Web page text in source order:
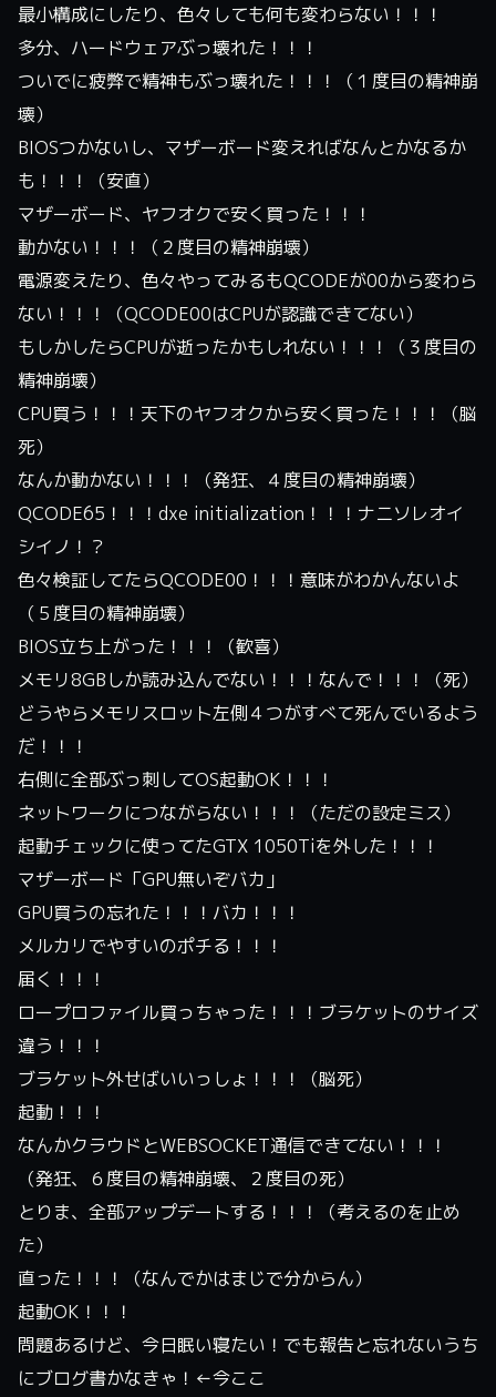
最小構成にしたり、色々しても何も変わらない！！！
多分、ハードウェアぶっ壊れた！！！
ついでに疲弊で精神もぶっ壊れた！！！（１度目の精神崩
壊）
BIOSつかないし、マザーボード変えればなんとかなるか
も！！！（安直）
マザーボード、ヤフオクで安く買った！！！
動かない！！！（２度目の精神崩壊）
電源変えたり、色々やってみるもQCODEが00から変わら
ない！！！（QCODE00はCPUが認識できてない）
もしかしたらCPUが逝ったかもしれない！！！（３度目の
精神崩壊）
CPU買う！！！天下のヤフオクから安く買った！！！（脳
死）
なんか動かない！！！（発狂、４度目の精神崩壊）
QCODE65！！！dxe initialization！！！ナニソレオイ
シイノ！？
色々検証してたらQCODE00！！！意味がわかんないよ
（５度目の精神崩壊）
BIOS立ち上がった！！！（歓喜）
メモリ8GBしか読み込んでない！！！なんで！！！（死）
どうやらメモリスロット左側４つがすべて死んでいるよう
だ！！！
右側に全部ぶっ刺してOS起動OK！！！
ネットワークにつながらない！！！（ただの設定ミス）
起動チェックに使ってたGTX 1050Tiを外した！！！
マザーボード「GPU無いぞバカ」
GPU買うの忘れた！！！バカ！！！
メルカリでやすいのポチる！！！
届く！！！
ロープロファイル買っちゃった！！！ブラケットのサイズ
違う！！！
ブラケット外せばいいっしょ！！！（脳死）
起動！！！
なんかクラウドとWEBSOCKET通信できてない！！！
（発狂、６度目の精神崩壊、２度目の死）
とりま、全部アップデートする！！！（考えるのを止め
た）
直った！！！（なんでかはまじで分からん）
起動OK！！！
問題あるけど、今日眠い寝たい！でも報告と忘れないうち
にブログ書かなきゃ！←今ここ